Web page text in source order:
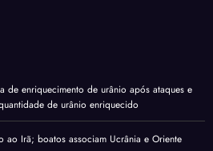
de enriquecimento de urânio após ataques e
de urânio enriquecido
ao Irã; boatos associam Ucrânia e Oriente